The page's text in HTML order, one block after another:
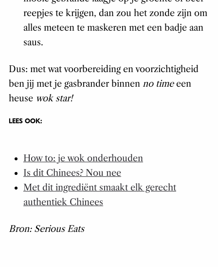
reepjes te krijgen, dan zou het zonde zijn om
alles meteen te maskeren met een badje aan
saus.
Dus: met wat voorbereiding en voorzichtigheid
ben jij met je gasbrander binnen no timeeen
heuse wok star!
LEES OOK:
How to: je wok onderhouden
Is dit Chinees? Nou nee
Met dit ingrediënt smaakt elk gerecht
authentiek Chinees
Bron: Serious Eats